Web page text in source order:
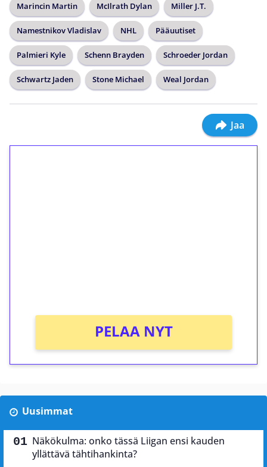
Marincin Martin McIlrath Dylan Miller J.T.
Namestnikov Vladislav NHL Pääuutiset
Palmieri Kyle Schenn Brayden Schroeder Jordan
Schwartz Jaden Stone Michael Weal Jordan
Jaa
PELAA NYT
Uusimmat
Näkökulma: onko tässä Liigan ensi kauden
yllättävä tähtihankinta?